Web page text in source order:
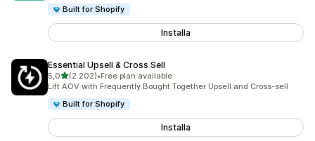
Built for Shopify
Installa
Essential Upsell & Cross Sell
5,0stelle su 5
(2.202)
2202 recensioni totali
•Free plan available
Lift AOV with Frequently Bought Together Upsell and Cross-sell
Built for Shopify
Installa